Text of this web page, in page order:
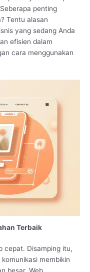
penting
Tentu alasan
yang sedang Anda
efisien dalam
cara menggunakan
Terbaik
cepat. Disamping itu,
membikin